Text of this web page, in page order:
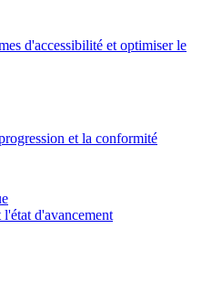
d'accessibilité et optimiser le
et la conformité
d'avancement